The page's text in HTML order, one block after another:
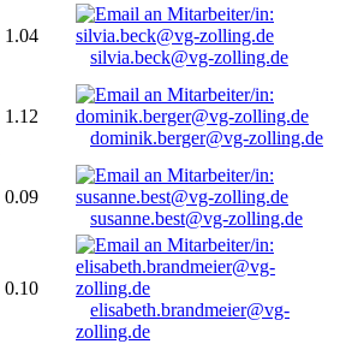
1.04
silvia.beck@vg-zolling.de
1.12
dominik.berger@vg-zolling.de
0.09
susanne.best@vg-zolling.de
0.10
elisabeth.brandmeier@vg-
zolling.de